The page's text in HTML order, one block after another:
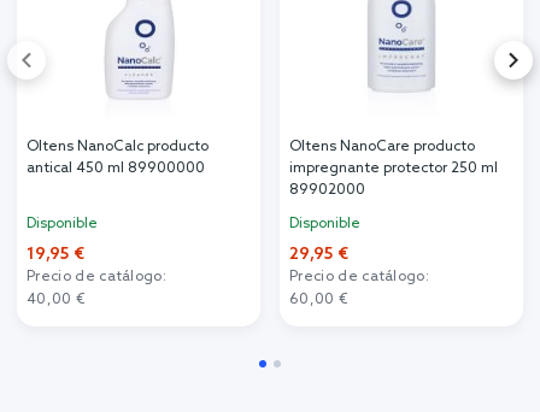
Oltens NanoCalc producto
antical 450 ml 89900000
Disponible
19,95 €
Precio de catálogo:
40,00 €
Oltens NanoCare producto
impregnante protector 250 ml
89902000
Disponible
29,95 €
Precio de catálogo:
60,00 €